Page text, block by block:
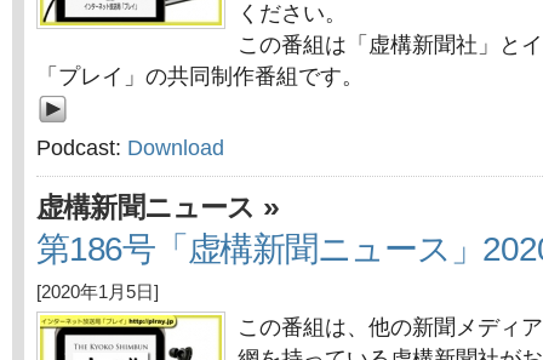
ください。
この番組は「虚構新聞社」と
「プレイ」の共同制作番組です。
Podcast: Download
虚構新聞ニュース »
第186号「虚構新聞ニュース」
[2020年1月5日]
この番組は、他の新聞メディ